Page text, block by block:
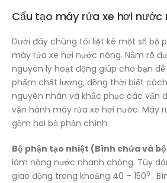
Cấu tạo máy rửa xe hơi nước
Dưới đây chúng tôi liệt kê một số bộ
máy rửa xe hơi nước nóng. Nắm rõ
nguyên lý hoạt động giúp cho bạn
phẩm chất lượng, đồng thời biết
nguyên nhân và khắc phục các vấn
vận hành máy rửa xe hơi nước. Máy
gồm hai bộ phận chính:
Bộ phận tạo nhiệt (Bình chứa và
làm nóng nước nhanh chóng. Tùy
giao động trong khoảng 40 – 1500 .